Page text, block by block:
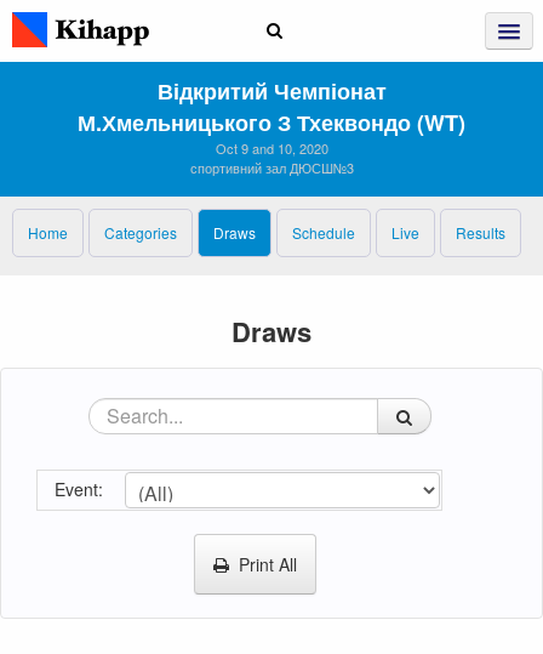
Відкритий Чемпіонат
М.Хмельницького З Тхеквондо (WT)
Oct 9 and 10, 2020
спортивний зал ДЮСШ№3
Home Categories Draws Schedule Live Results
Draws
Event:
Print All